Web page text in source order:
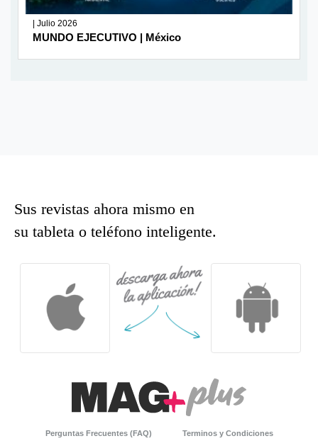
| Julio 2026
MUNDO EJECUTIVO | México
Sus revistas ahora mismo en
su tableta o teléfono inteligente.
Perguntas Frecuentes (FAQ) Terminos y Condiciones